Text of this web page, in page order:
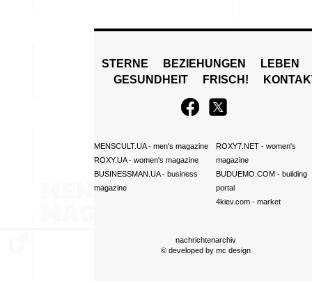
STERNE BEZIEHUNGEN
LEBEN
GESUNDHEIT
FRISCH!
MENSCULT.UA- men's magazine
ROXY.UA- women's magazine
BUSINESSMAN.UA- business
magazine
ROXY7.NET- women's
magazine
BUDUEMO.COM- building
portal
4kiev.com- market
nachrichtenarchiv
© developed by mc design